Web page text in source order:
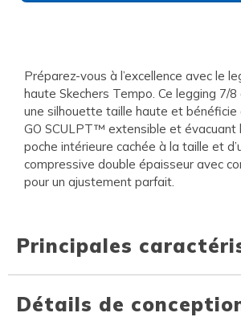
Préparez-vous à l’excellence avec le
haute Skechers Tempo. Ce legging 7/
une silhouette taille haute et bénéficie
GO SCULPT™ extensible et évacuant
poche intérieure cachée à la taille et
compressive double épaisseur avec
pour un ajustement parfait.
Principales
Détails de